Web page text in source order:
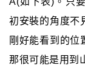
初安裝的角度不
剛好能看到的位
那很可能是用到